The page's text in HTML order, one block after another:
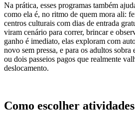
Na prática, esses programas também
como ela é, no ritmo de quem mora ali:
centros culturais com dias de entrada
viram cenário para correr, brincar e
ganho é imediato, elas exploram com
novo sem pressa, e para os adultos sobra
ou dois passeios pagos que realmente
deslocamento.
Como escolher